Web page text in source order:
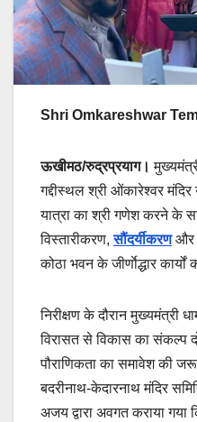
Shri Omkareshwar
ऊखीमठ/रुद्रप्रयाग।
गद्दीस्थल श्री ओंकारेश्वर
यात्रा का श्री गणेश करने के
विस्तारीकरण,सौंदर्यीकरणऔर
कोठा भवन के जीर्णाेद्धार कार्यों
निरीक्षण के दौरान मुख्यमंत्री
विरासत से विकास का संकल्प
पौराणिकता का समावेश की
बदरीनाथ-केदारनाथ मंदिर
अजय द्वारा अवगत कराया गया